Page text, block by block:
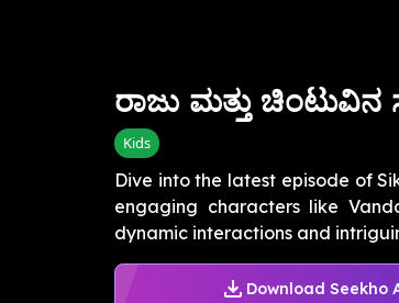
ರಾಜು ಮತ್ತು ಚಿಂಟುವಿನ
Kids
Dive into the latest episode of
engaging characters like
dynamic interactions and
Download Seekho